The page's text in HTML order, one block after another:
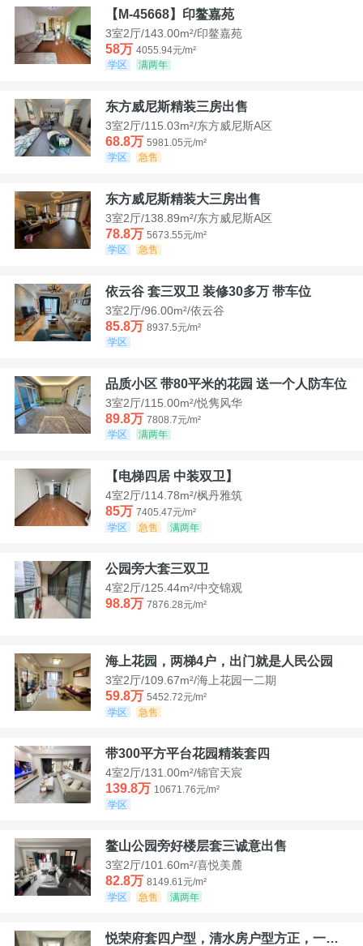
【M-45668】印鳌嘉苑
3室2厅/143.00m²/印鳌嘉苑
58万 4055.94元/m²
学区
满两年
东方威尼斯精装三房出售
3室2厅/115.03m²/东方威尼斯A区
68.8万 5981.05元/m²
学区
急售
东方威尼斯精装大三房出售
3室2厅/138.89m²/东方威尼斯A区
78.8万 5673.55元/m²
学区
急售
依云谷 套三双卫 装修30多万 带车位
3室2厅/96.00m²/依云谷
85.8万 8937.5元/m²
学区
品质小区 带80平米的花园 送一个人防车位
3室2厅/115.00m²/悦隽风华
89.8万 7808.7元/m²
学区
满两年
【电梯四居 中装双卫】
4室2厅/114.78m²/枫丹雅筑
85万 7405.47元/m²
学区
急售 满两年
公园旁大套三双卫
4室2厅/125.44m²/中交锦观
98.8万 7876.28元/m²
海上花园，两梯4户，出门就是人民公园
3室2厅/109.67m²/海上花园一二期
59.8万 5452.72元/m²
学区
急售
带300平方平台花园精装套四
4室2厅/131.00m²/锦官天宸
139.8万 10671.76元/m²
学区
鳌山公园旁好楼层套三诚意出售
3室2厅/101.60m²/喜悦美麓
82.8万 8149.61元/m²
学区
急售 满两年
悦荣府套四户型，清水房户型方正，一口价94，8